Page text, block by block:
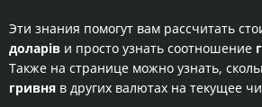
Эти знания помогут вам рассчитать
доларів и просто узнать соотношение
Также на странице можно узнать,
гривня в других валютах на текущее